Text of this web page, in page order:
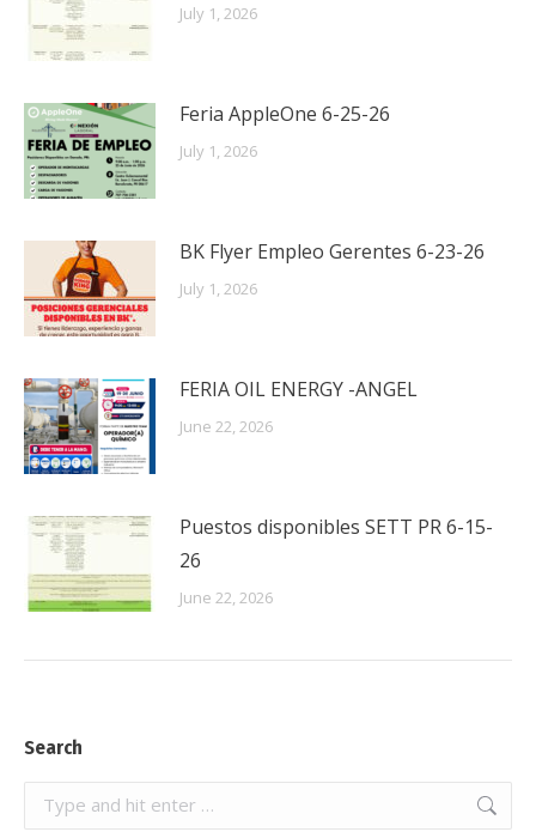
July 1, 2026
Feria AppleOne 6-25-26
July 1, 2026
BK Flyer Empleo Gerentes 6-23-26
July 1, 2026
FERIA OIL ENERGY -ANGEL
June 22, 2026
Puestos disponibles SETT PR 6-15-
26
June 22, 2026
Search
Search: